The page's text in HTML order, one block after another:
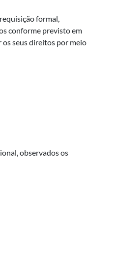
formal,
conforme previsto em
os seus direitos por meio
observados os